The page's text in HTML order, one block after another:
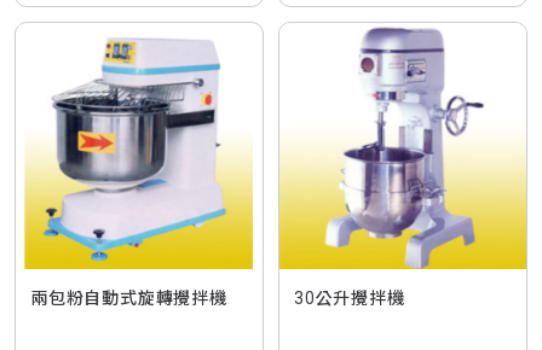
兩包粉自動式旋轉攪拌機 30公升攪拌機